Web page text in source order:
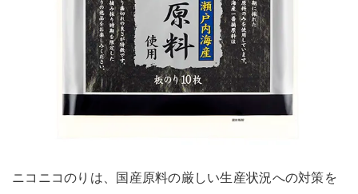
ニコニコのりは、国産原料の厳しい生産状況への対策を